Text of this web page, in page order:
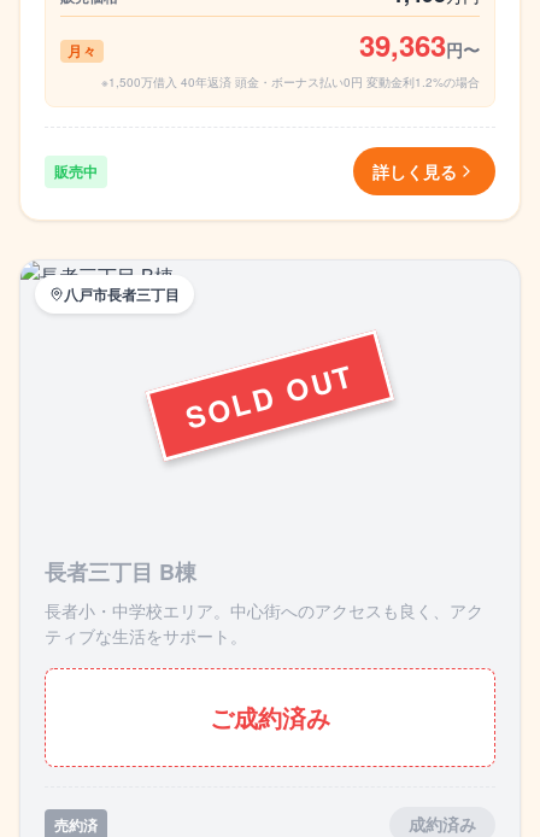
月々 39,363円〜
※1,500万借入 40年返済 頭金・ボーナス払い0円 変動金利1.2%の場合
販売中 詳しく見る
八戸市長者三丁目
長者三丁目 B棟
長者小・中学校エリア。中心街へのアクセスも良く、アク
ティブな生活をサポート。
ご成約済み
売約済 成約済み